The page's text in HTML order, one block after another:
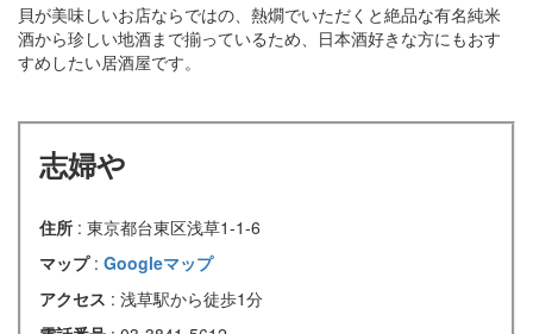
貝が美味しいお店ならではの、熱燗でいただくと絶品な有名純米
酒から珍しい地酒まで揃っているため、日本酒好きな方にもおす
すめしたい居酒屋です。
志婦や
住所 : 東京都台東区浅草1-1-6
マップ : Googleマップ
アクセス : 浅草駅から徒歩1分